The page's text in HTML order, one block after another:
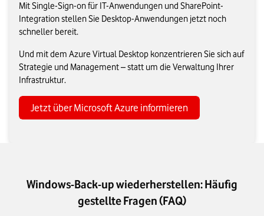
Mit Single-Sign-on für IT-Anwendungen und SharePoint-
Integration stellen Sie Desktop-Anwendungen jetzt noch
schneller bereit.
Und mit dem Azure Virtual Desktop konzentrieren Sie sich auf
Strategie und Management – statt um die Verwaltung Ihrer
Infrastruktur.
Jetzt über Microsoft Azure informieren
Windows-Back-up wiederherstellen: Häufig
gestellte Fragen (FAQ)